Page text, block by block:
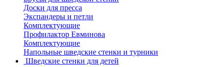
Доски для пресса
Экспандеры и петли
Комплектующие
Профилактор Евминова
Комплектующие
Напольные шведские стенки и турники
Шведские стенки для детей